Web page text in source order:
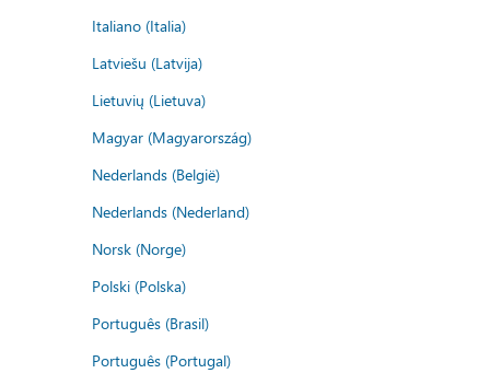
Italiano (Italia)
Latviešu (Latvija)
Lietuvių (Lietuva)
Magyar (Magyarország)
Nederlands (België)
Nederlands (Nederland)
Norsk (Norge)
Polski (Polska)
Português (Brasil)
Português (Portugal)